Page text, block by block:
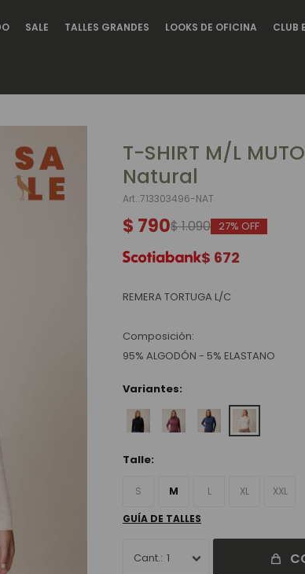
SALE TALLES GRANDES LOOKS DE OFICINA CLUB
T-SHIRT M/L
Natural
713303496-NAT
$ 790$1.090 27
$ 672
REMERA TORTUGA L/C
Composición:
95% ALGODÓN - 5% ELASTANO
Variantes:
Talle:
S M L XL XXL
GUÍA DE TALLES
1